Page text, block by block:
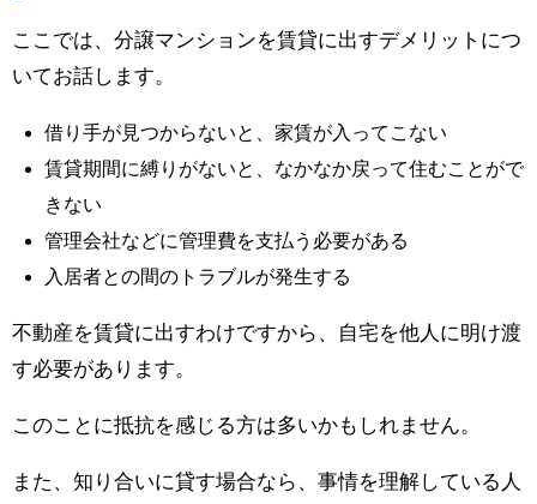
ここでは、分譲マンションを賃貸に出すデメリットにつ
いてお話します。
借り手が見つからないと、家賃が入ってこない
賃貸期間に縛りがないと、なかなか戻って住むことがで
きない
管理会社などに管理費を支払う必要がある
入居者との間のトラブルが発生する
不動産を賃貸に出すわけですから、自宅を他人に明け渡
す必要があります。
このことに抵抗を感じる方は多いかもしれません。
また、知り合いに貸す場合なら、事情を理解している人